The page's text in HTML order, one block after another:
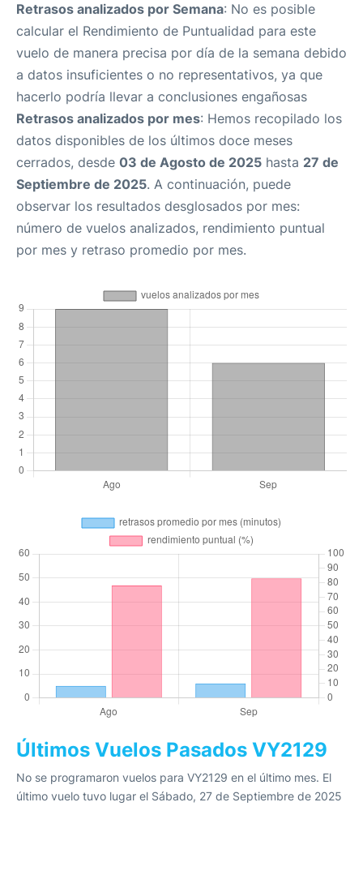
Retrasos analizados por Semana: No es posible
calcular el Rendimiento de Puntualidad para este
vuelo de manera precisa por día de la semana debido
a datos insuficientes o no representativos, ya que
hacerlo podría llevar a conclusiones engañosas
Retrasos analizados por mes: Hemos recopilado los
datos disponibles de los últimos doce meses
cerrados, desde 03 de Agosto de 2025 hasta 27 de
Septiembre de 2025. A continuación, puede
observar los resultados desglosados por mes:
número de vuelos analizados, rendimiento puntual
por mes y retraso promedio por mes.
Últimos Vuelos Pasados VY2129
No se programaron vuelos para VY2129 en el último mes. El
último vuelo tuvo lugar el Sábado, 27 de Septiembre de 2025